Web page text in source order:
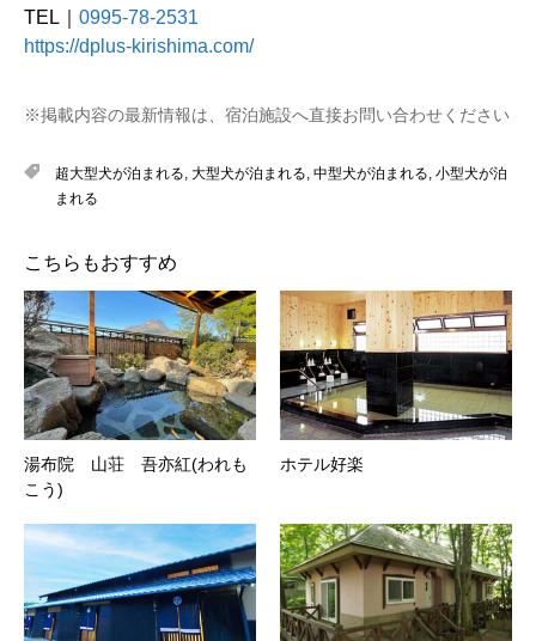
TEL｜ 0995-78-2531
https://dplus-kirishima.com/
※掲載内容の最新情報は、宿泊施設へ直接お問い合わせください
超大型犬が泊まれる, 大型犬が泊まれる, 中型犬が泊まれる, 小型犬が泊
まれる
こちらもおすすめ
湯布院 山荘 吾亦紅(われも
こう)
ホテル好楽